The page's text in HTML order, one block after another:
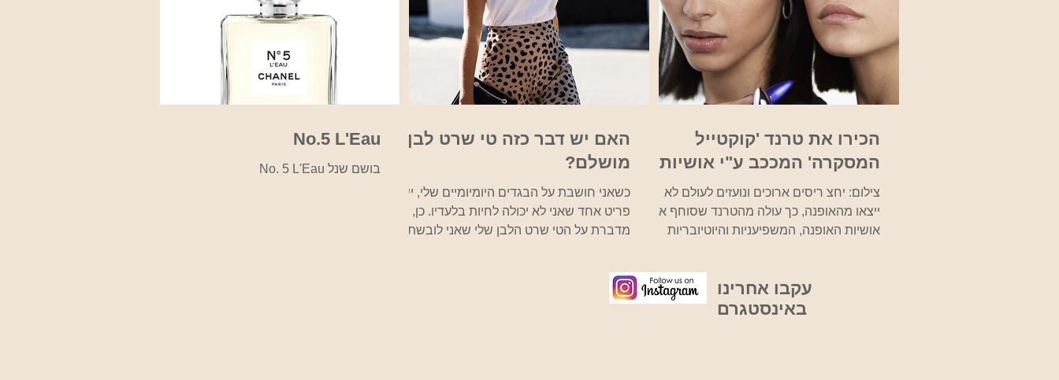
הכירו את טרנד 'קוקטייל
המסקרה' המככב ע"י אושיות
אופנה ב - TikTok
צילום: יחצ ריסים ארוכים ונועזים לעולם לא
ייצאו מהאופנה, כך עולה מהטרנד שסוחף את
אושיות האופנה, המשפיעניות והיוטיובריות
האם יש דבר כזה טי שרט לבן
מושלם?
כשאני חושבת על הבגדים היומיומיים שלי, יש
פריט אחד שאני לא יכולה לחיות בלעדיו. כן, אני
מדברת על הטי שרט הלבן שלי שאני לובשת
No.5 L'Eau
בושם שנל No. 5 L'Eau
עקבו אחרינו
באינסטגרם